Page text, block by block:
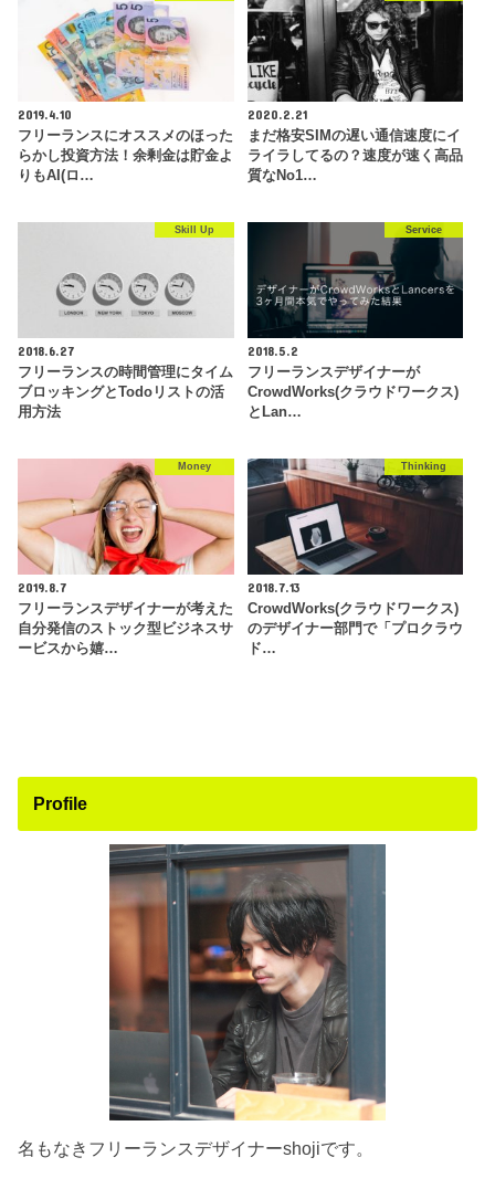
2019.4.10
フリーランスにオススメのほった
らかし投資方法！余剰金は貯金よ
りもAI(ロ…
2020.2.21
まだ格安SIMの遅い通信速度にイ
ライラしてるの？速度が速く高品
質なNo1…
Skill Up
2018.6.27
フリーランスの時間管理にタイム
ブロッキングとTodoリストの活
用方法
Service
2018.5.2
フリーランスデザイナーが
CrowdWorks(クラウドワークス)
とLan…
Money
2019.8.7
フリーランスデザイナーが考えた
自分発信のストック型ビジネスサ
ービスから嬉…
Thinking
2018.7.13
CrowdWorks(クラウドワークス)
のデザイナー部門で「プロクラウ
ド…
Profile
名もなきフリーランスデザイナーshojiです。